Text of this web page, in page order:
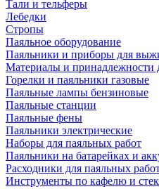
Тали и тельферы
Лебедки
Стропы
Паяльное оборудование
Паяльники и приборы для
Материалы и принадлежности
Горелки и паяльники газовые
Паяльные лампы бензиновые
Паяльные станции
Паяльные фены
Паяльники электрические
Наборы для паяльных работ
Паяльники на батарейках и
Расходники для паяльных
Инструменты по кафелю и